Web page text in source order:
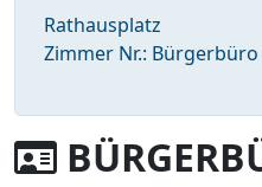
Rathausplatz
Zimmer Nr.: Bürgerbüro